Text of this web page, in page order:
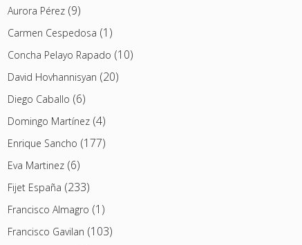
Aurora Pérez(9)
Carmen Cespedosa (1)
Concha Pelayo Rapado (10)
David Hovhannisyan (20)
Diego Caballo (6)
Domingo Martínez(4)
Enrique Sancho (177)
Eva Martinez(6)
Fijet España (233)
Francisco Almagro (1)
Francisco Gavilan (103)